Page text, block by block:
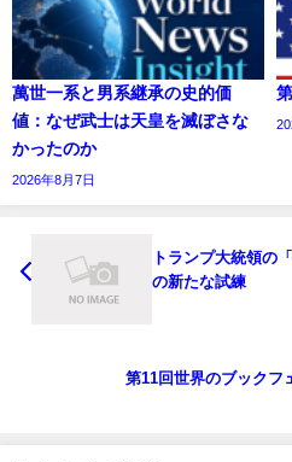
萬世一系と男系継承の史的価
値：なぜ武士は天皇を滅ぼさな
かったのか
2026年8月7日
トランプ大統領の
の新たな試練
第11回世界のブックフ